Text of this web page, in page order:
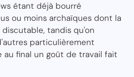
étant déjà bourré
ou moins archaïques dont la
tandis qu'on
particulièrement
au final un goût de travail fait